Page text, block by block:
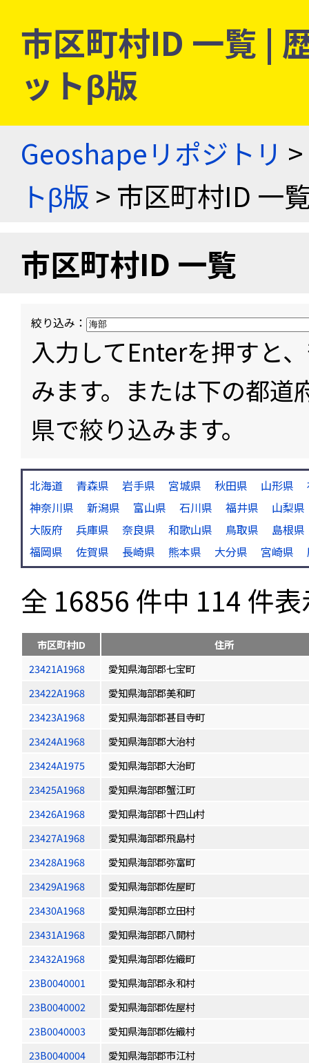
市区町村ID 一覧 |
ットβ版
Geoshapeリポジトリ >
トβ版 > 市区町村ID 一
市区町村ID 一覧
絞り込み：
入力してEnterを押すと
みます。または下の都道
県で絞り込みます。
北海道 青森県 岩手県 宮城県 秋田県 山形県
神奈川県
新潟県 富山県 石川県 福井県
山梨県
大阪府
兵庫県 奈良県 和歌山県 鳥取県
島根県
福岡県
佐賀県 長崎県 熊本県 大分県 宮崎県
全 16856 件中 114 件
市区町村ID
住所
23421A1968
愛知県海部郡七宝町
23422A1968
愛知県海部郡美和町
23423A1968
愛知県海部郡甚目寺町
23424A1968
愛知県海部郡大治村
23424A1975
愛知県海部郡大治町
23425A1968
愛知県海部郡蟹江町
23426A1968
愛知県海部郡十四山村
23427A1968
愛知県海部郡飛島村
23428A1968
愛知県海部郡弥富町
23429A1968
愛知県海部郡佐屋町
23430A1968
愛知県海部郡立田村
23431A1968
愛知県海部郡八開村
23432A1968
愛知県海部郡佐織町
23B0040001
愛知県海部郡永和村
23B0040002
愛知県海部郡佐屋村
23B0040003
愛知県海部郡佐織村
23B0040004
愛知県海部郡市江村